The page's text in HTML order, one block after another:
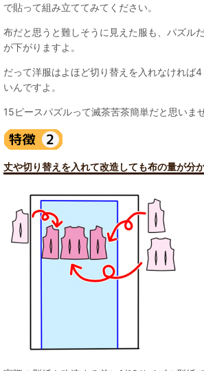
で貼って組み立ててみてください。
布だと思うと難しそうに見えた服も、パズル
が下がりますよ。
だって洋服はよほど切り替えを入れなければ
いんですよ。
15ピースパズルって滅茶苦茶簡単だと思いま
丈や切り替えを入れて改造しても布の量が分